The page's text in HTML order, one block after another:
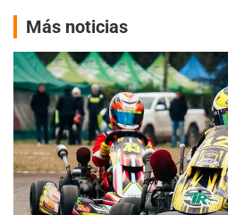
Más noticias